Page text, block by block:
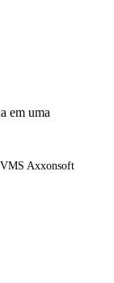
em uma
VMS Axxonsoft